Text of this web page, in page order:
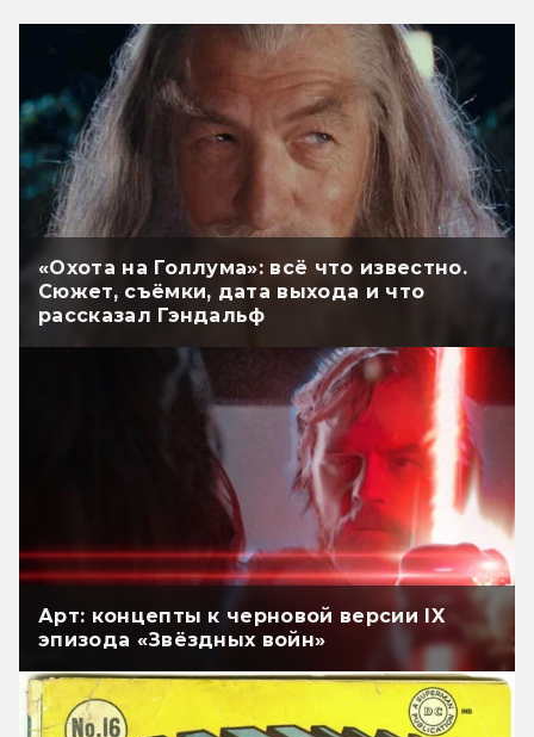
«Охота на Голлума»: всё что известно.
Сюжет, съёмки, дата выхода и что
рассказал Гэндальф
Арт: концепты к черновой версии IX
эпизода «Звёздных войн»